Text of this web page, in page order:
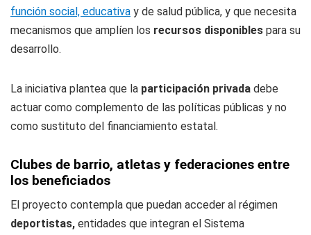
función social, educativa y de salud pública, y que necesita
mecanismos que amplíen los recursos disponibles para su
desarrollo.
La iniciativa plantea que la participación privada debe
actuar como complemento de las políticas públicas y no
como sustituto del financiamiento estatal.
Clubes de barrio, atletas y federaciones entre
los beneficiados
El proyecto contempla que puedan acceder al régimen
deportistas, entidades que integran el Sistema